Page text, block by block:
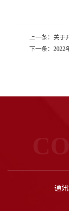
上一条： 关于
下一条： 2022
通